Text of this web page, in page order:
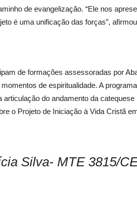
de evangelização. “Ele nos
é uma unificação das forças”,
de formações assessoradas por
de espiritualidade. A
do andamento da
o Projeto de Iniciação à Vida Cristã
Silva- MTE 3815/